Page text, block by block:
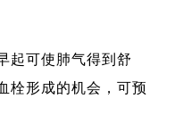
起可使肺气得到舒
栓形成的机会，可预